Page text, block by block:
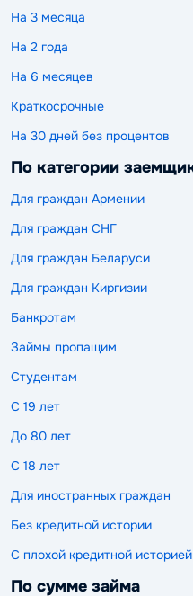
На 3 месяца
На 2 года
На 6 месяцев
Краткосрочные
На 30 дней без процентов
По категории
Для граждан Армении
Для граждан СНГ
Для граждан Беларуси
Для граждан Киргизии
Банкротам
Займы пропащим
Студентам
С 19 лет
До 80 лет
С 18 лет
Для иностранных граждан
Без кредитной истории
С плохой кредитной историей
По сумме займа